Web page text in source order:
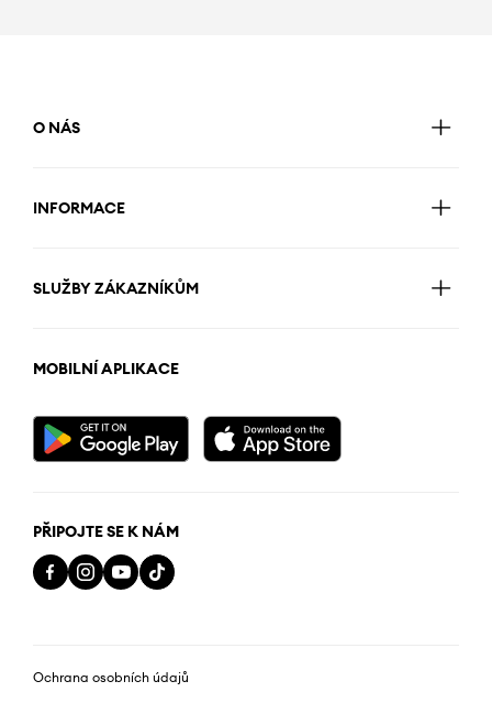
O NÁS
INFORMACE
SLUŽBY ZÁKAZNÍKŮM
MOBILNÍ APLIKACE
PŘIPOJTE SE K NÁM
Ochrana osobních údajů